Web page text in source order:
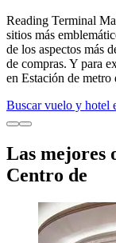
Reading Terminal
sitios más
de los aspectos más
de compras. Y para
en Estación de metro
Buscar vuelo y hotel
Las mejores
Centro de